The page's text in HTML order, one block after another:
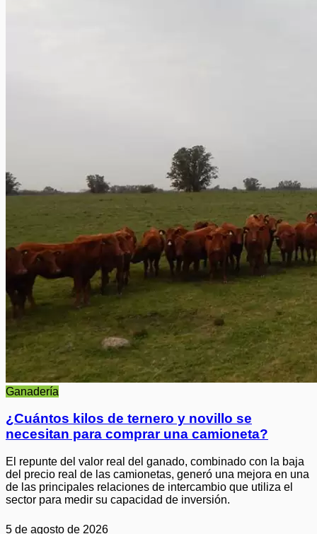
Ganadería
¿Cuántos kilos de ternero y novillo se
necesitan para comprar una camioneta?
El repunte del valor real del ganado, combinado con la baja
del precio real de las camionetas, generó una mejora en una
de las principales relaciones de intercambio que utiliza el
sector para medir su capacidad de inversión.
5 de agosto de 2026